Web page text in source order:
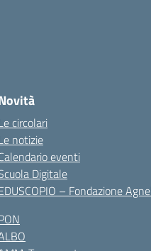
circolari
notizie
eventi
Digitale
– Fondazione